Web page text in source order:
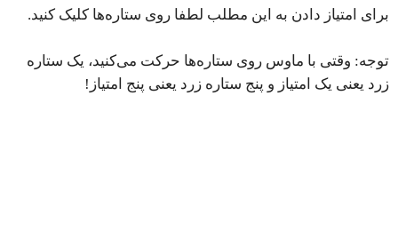
برای امتیاز دادن به این مطلب لطفا روی ستاره‌ها کلیک کنید.
توجه: وقتی با ماوس روی ستاره‌ها حرکت می‌کنید، یک ستاره
زرد یعنی یک امتیاز و پنج ستاره زرد یعنی پنج امتیاز!